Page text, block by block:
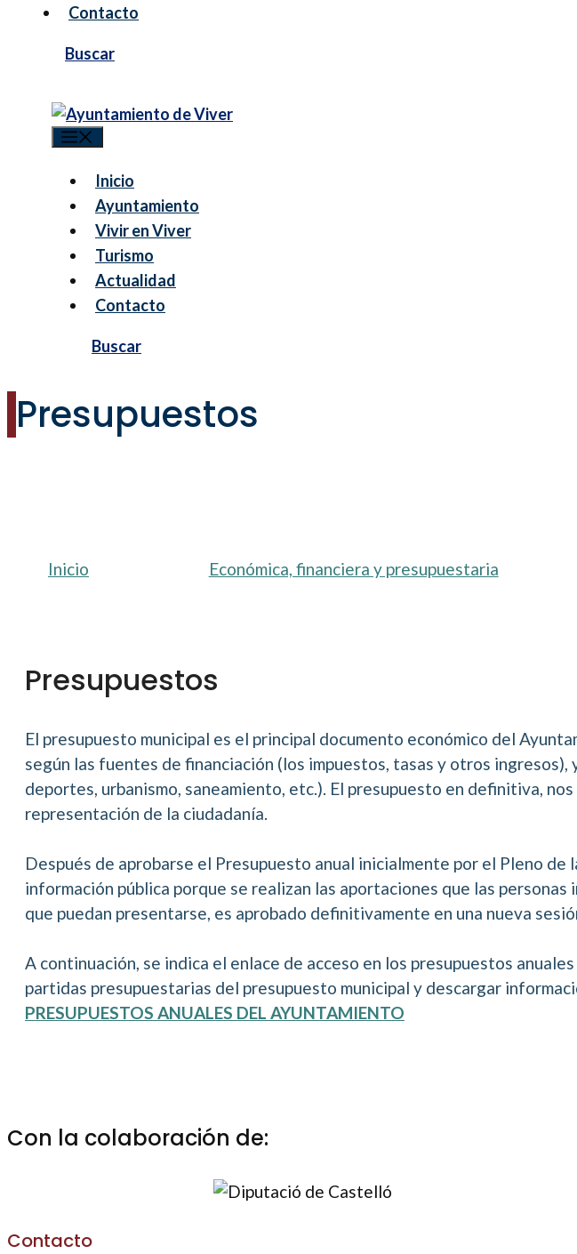
Contacto
Menú
Inicio
Ayuntamiento
Vivir en Viver
Turismo
Actualidad
Contacto
Presupuestos
Inicio Económica, financiera y presupuestaria
Presupuestos
El presupuesto municipal es el principal documento económico del
según las fuentes de financiación (los impuestos, tasas y otros
deportes, urbanismo, saneamiento, etc.). El presupuesto en definitiva,
representación de la ciudadanía.
Después de aprobarse el Presupuesto anual inicialmente por el Pleno de
información pública porque se realizan las aportaciones que las
que puedan presentarse, es aprobado definitivamente en una nueva
A continuación, se indica el enlace de acceso en los presupuestos
partidas presupuestarias del presupuesto municipal y descargar
PRESUPUESTOS ANUALES DEL AYUNTAMIENTO
Con la colaboración de:
Contacto